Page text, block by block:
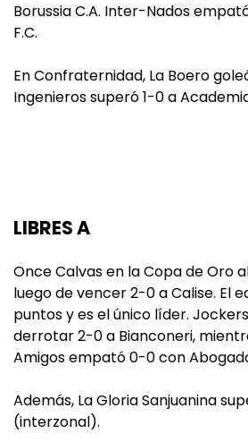
Borussia C.A. Inter-Nados
F.C.
En Confraternidad, La Boero
Ingenieros superó 1-0 a
LIBRES A
Once Calvas en la Copa de Oro
luego de vencer 2-0 a Calise. El
puntos y es el único líder.
derrotar 2-0 a Bianconeri,
Amigos empató 0-0 con
Además, La Gloria Sanjuanina
(interzonal).